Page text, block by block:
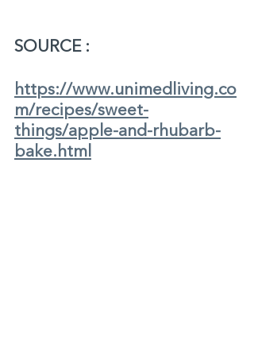
SOURCE :
https://www.unimedliving.co
m/recipes/sweet-
things/apple-and-rhubarb-
bake.html